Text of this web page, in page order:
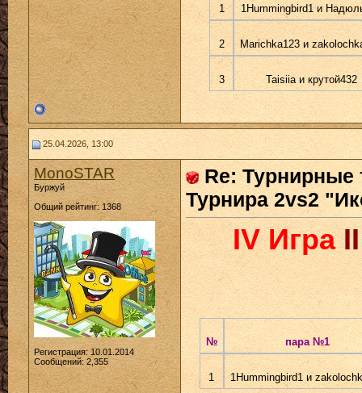
1 1Hummingbird1 и
2 Marichka123 и
3 Taisiia и крутой432
25.04.2026, 13:00
MonoSTAR
Буржуй
Общий рейтинг: 1368
Регистрация: 10.01.2014
Сообщений: 2,355
Re: Турнирные
Турнира 2vs2
IV ИграII
№ пара №1
1 1Hummingbird1 и